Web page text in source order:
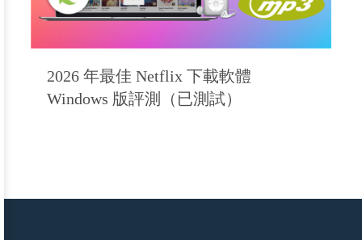
2026 年最佳 Netflix 下載軟體
Windows 版評測（已測試）